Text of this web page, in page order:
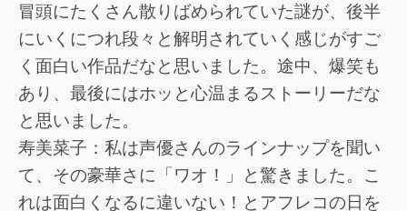
冒頭にたくさん散りばめられていた謎が、後半
にいくにつれ段々と解明されていく感じがすご
く面白い作品だなと思いました。途中、爆笑も
あり、最後にはホッと心温まるストーリーだな
と思いました。
寿美菜子：私は声優さんのラインナップを聞い
て、その豪華さに「ワオ！」と驚きました。こ
れは面白くなるに違いない！とアフレコの日を